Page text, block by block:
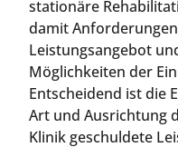
stationäre
damit
Leistungsangebot
Möglichkeiten der
Entscheidend ist die
Art und Ausrichtung
Klinik geschuldete